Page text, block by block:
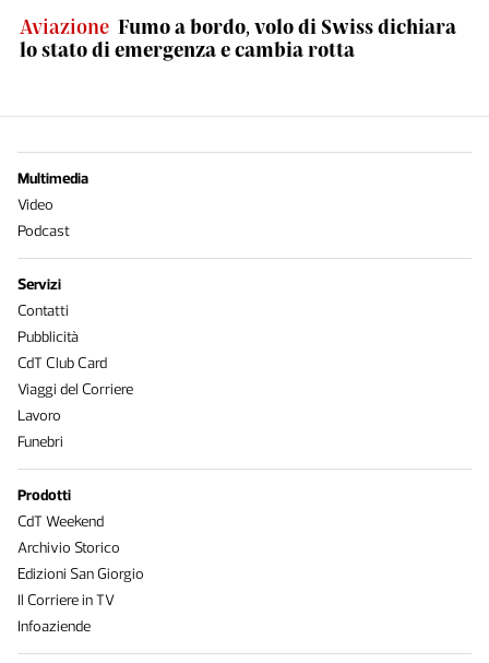
Aviazione Fumo a bordo, volo di Swiss dichiara
lo stato di emergenza e cambia rotta
Multimedia
Video
Podcast
Servizi
Contatti
Pubblicità
CdT Club Card
Viaggi del Corriere
Lavoro
Funebri
Prodotti
CdT Weekend
Archivio Storico
Edizioni San Giorgio
Il Corriere in TV
Infoaziende